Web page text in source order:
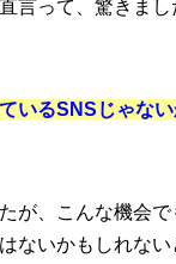
言って、驚きまし
いるSNSじゃない
が、こんな機会
ないかもしれな